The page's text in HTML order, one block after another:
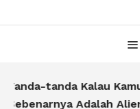
Tanda-tanda Kalau Kamu
Sebenarnya Adalah